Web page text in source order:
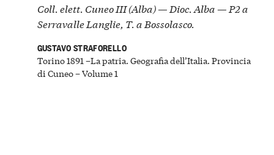
Coll. elett. Cuneo III (Alba) — Dioc. Alba — P2 a
Serravalle Langlie, T. a Bossolasco.
GUSTAVO STRAFORELLO
Torino 1891 –La patria. Geografia dell’Italia. Provincia
di Cuneo – Volume 1